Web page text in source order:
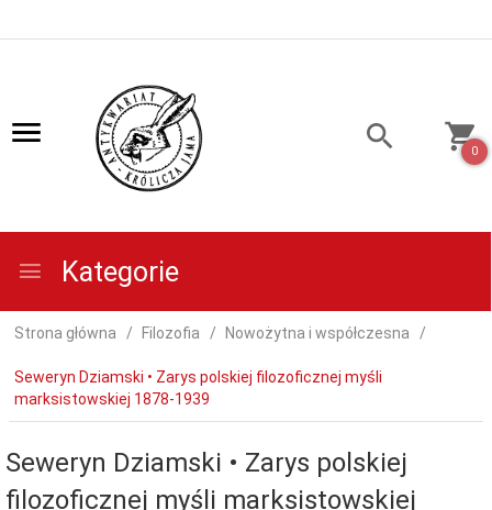
0
Kategorie
Strona główna Filozofia Nowożytna i współczesna
Seweryn Dziamski • Zarys polskiej filozoficznej myśli
marksistowskiej 1878-1939
Seweryn Dziamski • Zarys polskiej
filozoficznej myśli marksistowskiej